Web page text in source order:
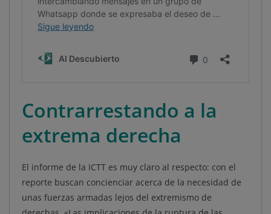
Contrarrestando a la
extrema derecha
El informe de la ICTT es muy claro al respecto: con el
reporte buscan concienciar acerca de la necesidad de
unas fuerzas armadas lejos del extremismo de